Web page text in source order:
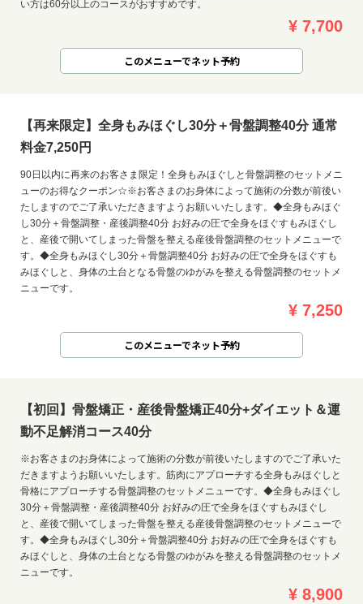
い方は60分以上のコースがおすすめです。
¥ 7,700
このメニューでネット予約
【再来限定】全身もみほぐし30分＋骨盤調整40分 通常
料金7,250円
90日以内に再来のお客さま限定！全身もみほぐしと骨盤調整のセットメニ
ューのお得なクーポン☆※お客さまのお身体によって施術の分数が前後い
たしますのでご了承いただきますようお願いいたします。◆全身もみほぐ
し30分＋骨盤調整・産後調整40分 お好みの圧で全身をほぐすもみほぐし
と、産後で開いてしまった骨盤を整える産後骨盤調整のセットメニューで
す。◆全身もみほぐし30分＋骨盤調整40分 お好みの圧で全身をほぐすも
みほぐしと、身体の土台となる骨盤のゆがみを整える骨盤調整のセットメ
ニューです。
¥ 7,250
このメニューでネット予約
【初回】骨盤矯正・産後骨盤矯正40分+ダイエット＆運
動不足解消コース40分
※お客さまのお身体によって施術の分数が前後いたしますのでご了承いた
だきますようお願いいたします。筋肉にアプローチする全身もみほぐしと
骨格にアプローチする骨盤調整のセットメニューです。◆全身もみほぐし
30分＋骨盤調整・産後調整40分 お好みの圧で全身をほぐすもみほぐし
と、産後で開いてしまった骨盤を整える産後骨盤調整のセットメニューで
す。◆全身もみほぐし30分＋骨盤調整40分 お好みの圧で全身をほぐすも
みほぐしと、身体の土台となる骨盤のゆがみを整える骨盤調整のセットメ
ニューです。
¥ 8,900